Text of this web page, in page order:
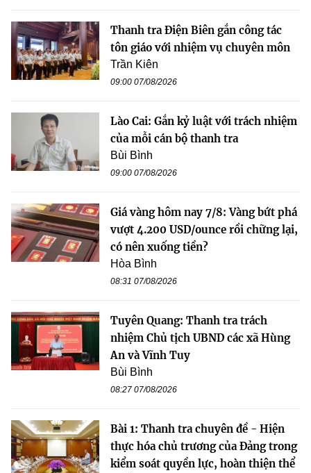
Thanh tra Điện Biên gắn công tác
tôn giáo với nhiệm vụ chuyên môn
Trần Kiên
09:00 07/08/2026
Lào Cai: Gắn kỷ luật với trách nhiệm
của mỗi cán bộ thanh tra
Bùi Bình
09:00 07/08/2026
Giá vàng hôm nay 7/8: Vàng bứt phá
vượt 4.200 USD/ounce rồi chững lại,
có nên xuống tiền?
Hòa Bình
08:31 07/08/2026
Tuyên Quang: Thanh tra trách
nhiệm Chủ tịch UBND các xã Hùng
An và Vĩnh Tuy
Bùi Bình
08:27 07/08/2026
Bài 1: Thanh tra chuyên đề - Hiện
thực hóa chủ trương của Đảng trong
kiểm soát quyền lực, hoàn thiện thể